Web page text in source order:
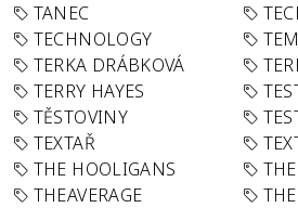
TANEC
TECHNOLOGY
TERKA DRÁBKOVÁ
TERRY HAYES
TĚSTOVINY
TEXTAŘ
THE HOOLIGANS
THEAVERAGE